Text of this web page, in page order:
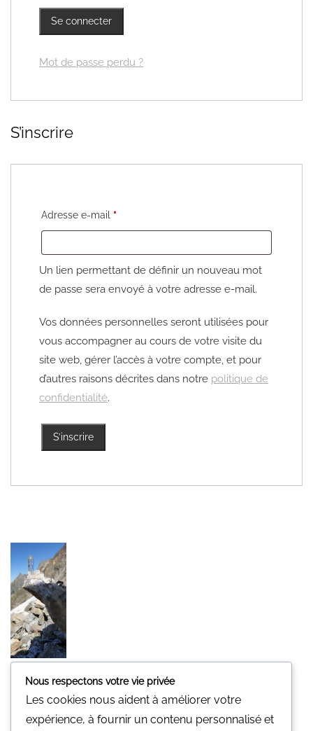
Se connecter
Mot de passe perdu ?
S’inscrire
Adresse e-mail *
Un lien permettant de définir un nouveau mot
de passe sera envoyé à votre adresse e-mail.
Vos données personnelles seront utilisées pour
vous accompagner au cours de votre visite du
site web, gérer l’accès à votre compte, et pour
d’autres raisons décrites dans notre politique de
confidentialité.
S’inscrire
Minerali
Une pierre pour vous.
Nous n'avons pas de magasin physique
Nous respectons votre vie privée
Les cookies nous aident à améliorer votre
expérience, à fournir un contenu personnalisé et